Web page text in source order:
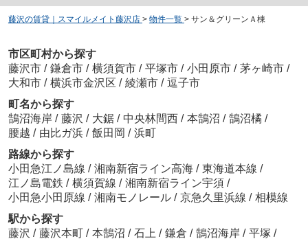
藤沢の賃貸｜スマイルメイト藤沢店 > 物件一覧 > サン＆グリーンＡ棟
市区町村から探す
藤沢市 / 鎌倉市 / 横須賀市 / 平塚市 / 小田原市 / 茅ヶ崎市 /
大和市 / 横浜市金沢区 / 綾瀬市 / 逗子市
町名から探す
鵠沼海岸 / 藤沢 / 大鋸 / 中央林間西 / 本鵠沼 / 鵠沼橘 /
腰越 / 由比ガ浜 / 飯田岡 / 浜町
路線から探す
小田急江ノ島線 / 湘南新宿ライン高海 / 東海道本線 /
江ノ島電鉄 / 横須賀線 / 湘南新宿ライン宇須 /
小田急小田原線 / 湘南モノレール / 京急久里浜線 / 相模線
駅から探す
藤沢 / 藤沢本町 / 本鵠沼 / 石上 / 鎌倉 / 鵠沼海岸 / 平塚 /